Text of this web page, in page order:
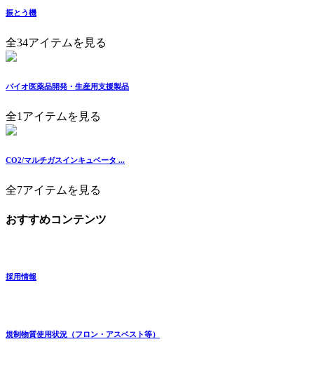
振とう機
全34アイテムを見る
バイオ医薬品開発・生産用支援製品
全1アイテムを見る
CO2/マルチガスインキュベータ ...
全7アイテムを見る
おすすめコンテンツ
採用情報
規制物質使用状況（フロン・アスベスト等）